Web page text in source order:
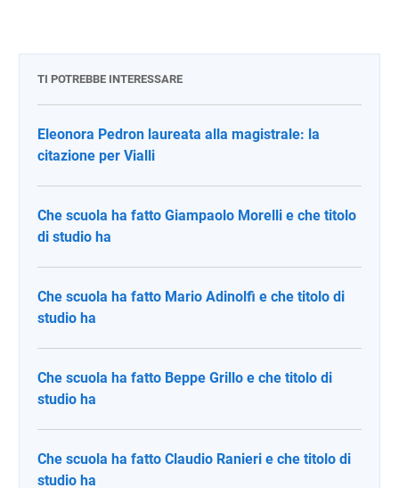
TI POTREBBE INTERESSARE
Eleonora Pedron laureata alla magistrale: la
citazione per Vialli
Che scuola ha fatto Giampaolo Morelli e che titolo
di studio ha
Che scuola ha fatto Mario Adinolfi e che titolo di
studio ha
Che scuola ha fatto Beppe Grillo e che titolo di
studio ha
Che scuola ha fatto Claudio Ranieri e che titolo di
studio ha